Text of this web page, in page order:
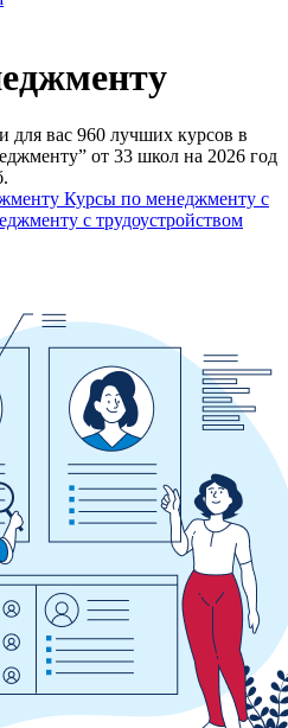
для вас 960 лучших курсов в
от 33 школ на 2026 год
Курсы по менеджменту с
с трудоустройством